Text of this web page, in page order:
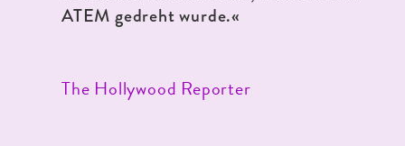
ATEM gedreht wurde.«
The Hollywood Reporter